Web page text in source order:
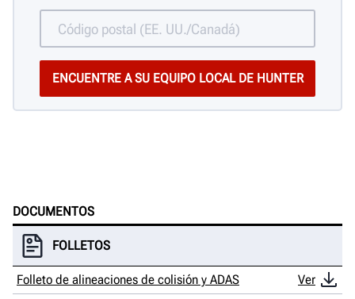
DOCUMENTOS
FOLLETOS
Folleto de alineaciones de colisión y ADAS
Ver